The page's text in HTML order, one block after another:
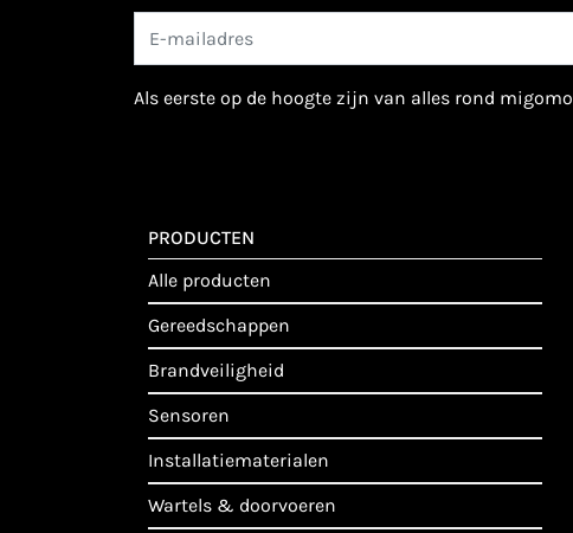
als eerste op de hoogte zijn van alles rond migomo
PRODUCTEN
alle producten
gereedschappen
brandveiligheid
sensoren
installatiematerialen
wartels & doorvoeren